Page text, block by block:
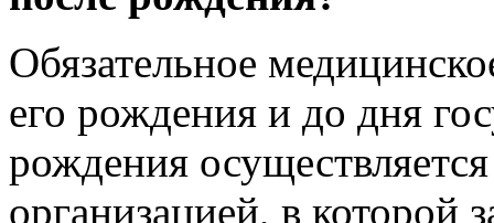
Обязательное
его рождения и до дня
рождения
организацией, в которой